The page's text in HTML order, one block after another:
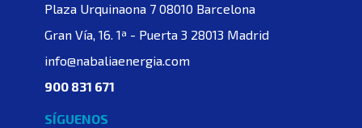
Plaza Urquinaona 7 08010 Barcelona
Gran Vía, 16. 1ª - Puerta 3 28013 Madrid
info@nabaliaenergia.com
900 831 671
SÍGUENOS